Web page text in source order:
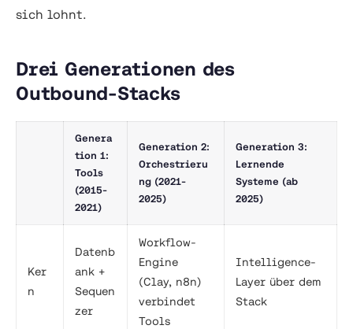
sich lohnt.
Drei Generationen des
Outbound-Stacks
Genera
tion 1:
Tools
(2015-
2021)
Generation 2:
Orchestrieru
ng (2021-
2025)
Generation 3:
Lernende
Systeme (ab
2025)
Ker
n
Datenb
ank +
Sequen
zer
Workflow-
Engine
(Clay, n8n)
verbindet
Tools
Intelligence-
Layer über dem
Stack